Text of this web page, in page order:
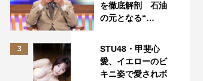
を徹底解剖 石油
の元となる“…
3
STU48・甲斐心
愛、イエローのビ
キニ姿で愛されボ